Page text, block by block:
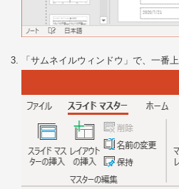
「サムネイルウィンドウ」で、一番